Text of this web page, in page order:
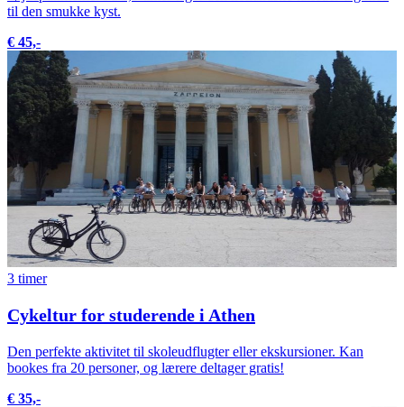
til den smukke kyst.
€ 45,-
3 timer
Cykeltur for studerende i Athen
Den perfekte aktivitet til skoleudflugter eller ekskursioner. Kan
bookes fra 20 personer, og lærere deltager gratis!
€ 35,-